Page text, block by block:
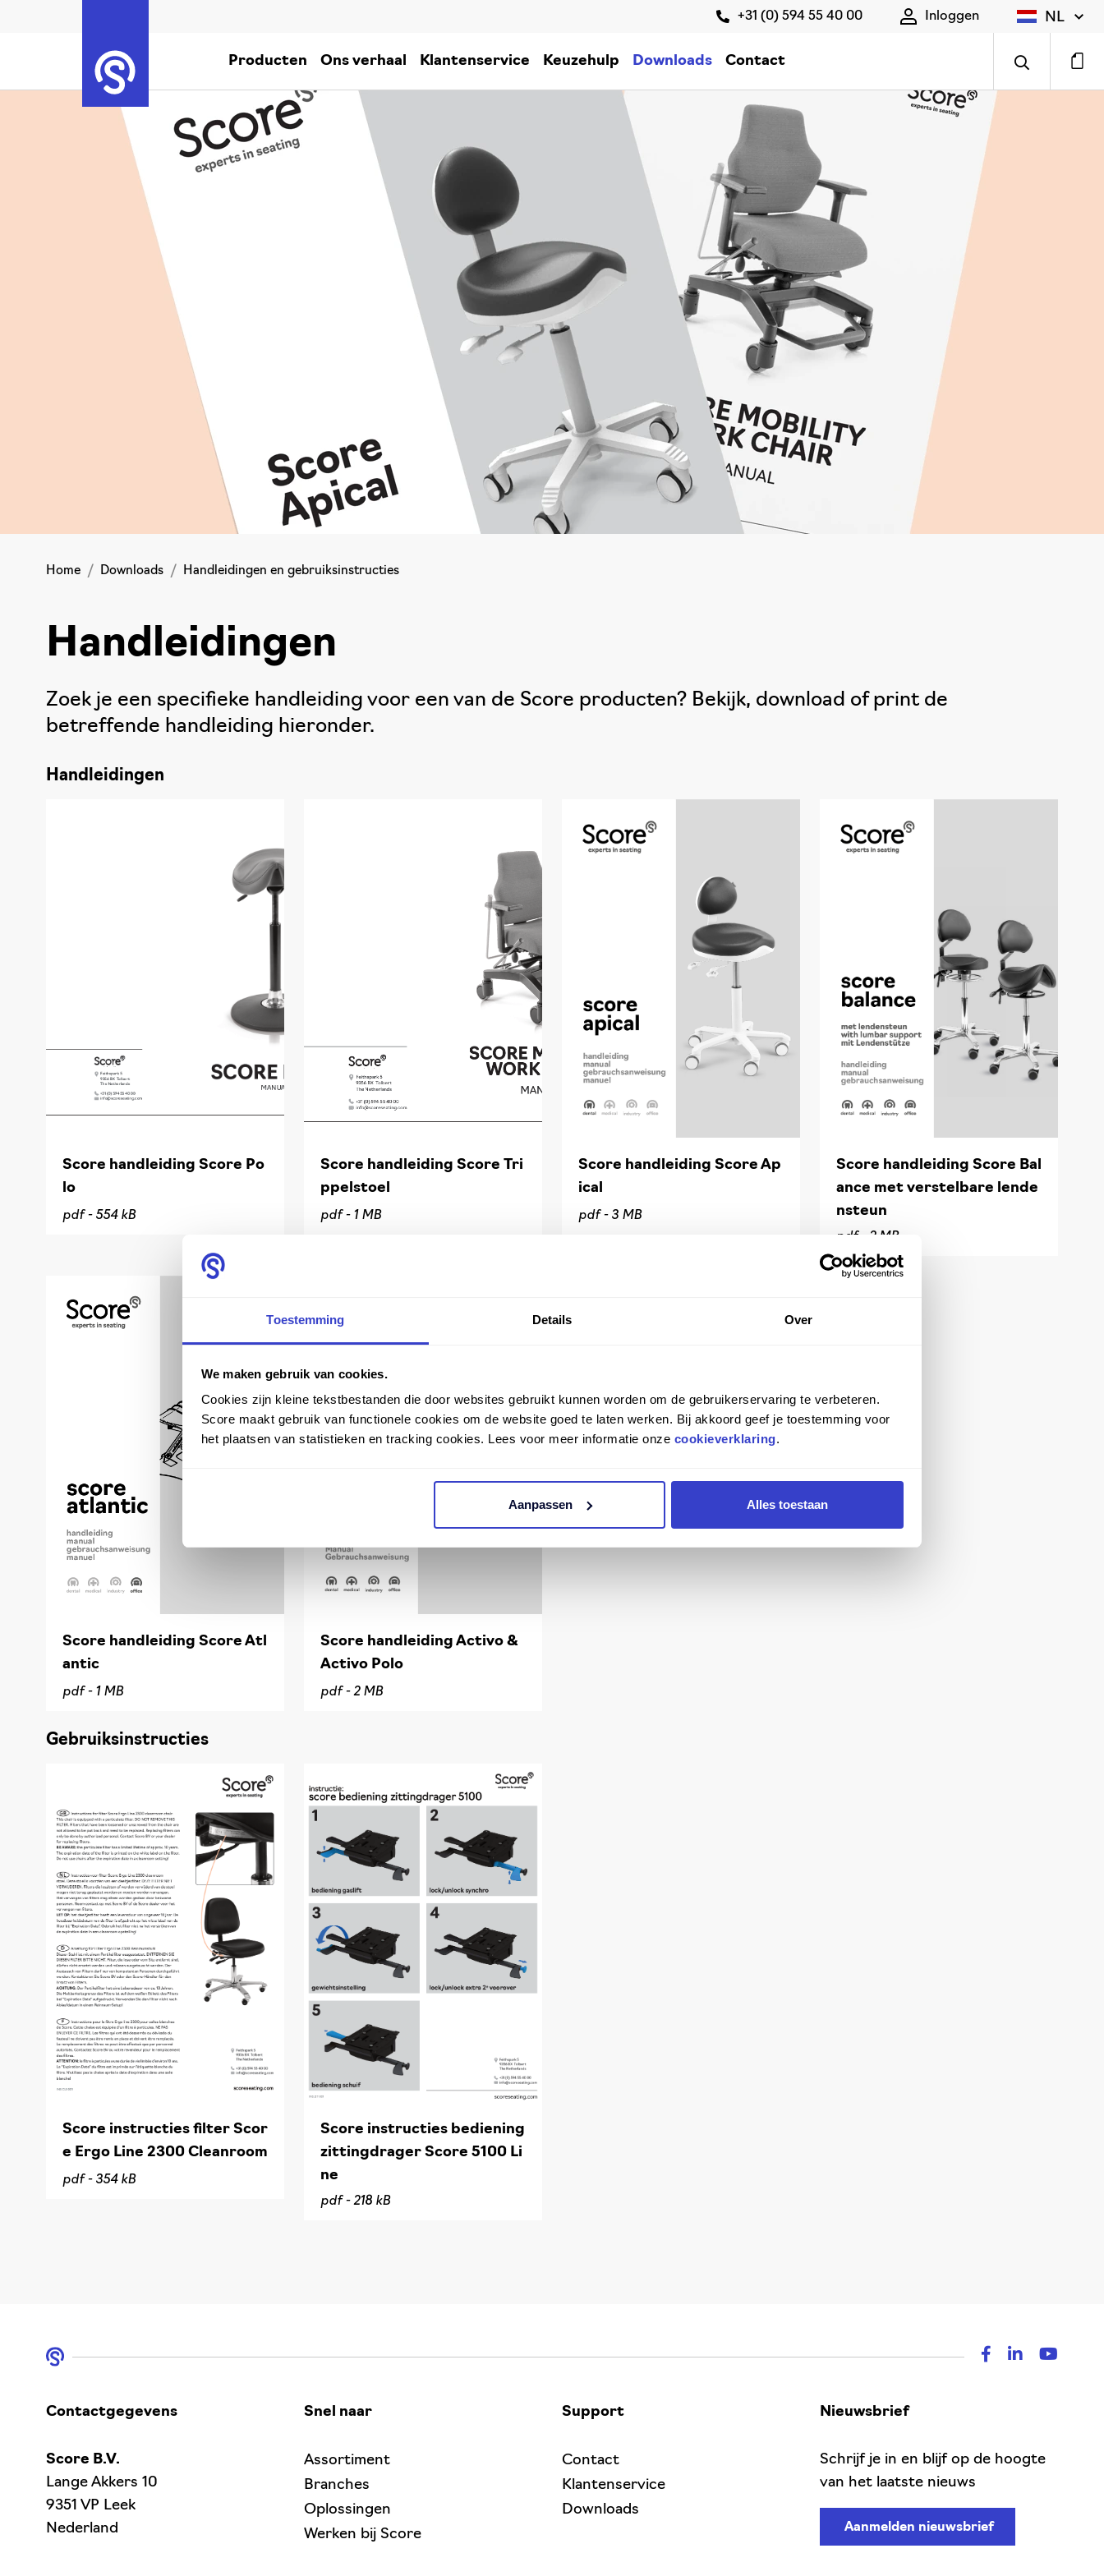
Toestemming Details Over
We maken gebruik van cookies.
Cookies zijn kleine tekstbestanden die door websites gebruikt kunnen worden om de gebruikerservaring te verbeteren.
Score maakt gebruik van functionele cookies om de website goed te laten werken. Bij akkoord geef je toestemming voor
het plaatsen van statistieken en tracking cookies. Lees voor meer informatie onze cookieverklaring.
Aanpassen Alles toestaan
+31 (0) 594 55 40 00 Inloggen NL
Producten Ons verhaal Klantenservice Keuzehulp Downloads Contact
Home Downloads Handleidingen en gebruiksinstructies
Handleidingen
Zoek je een specifieke handleiding voor een van de Score producten? Bekijk, download of print de
betreffende handleiding hieronder.
Handleidingen
Score handleiding Score Po
lo
pdf - 554 kB
Score handleiding Score Tri
ppelstoel
pdf - 1 MB
Score handleiding Score Ap
ical
pdf - 3 MB
Score handleiding Score Bal
ance met verstelbare lende
nsteun
pdf - 2 MB
Score handleiding Score Atl
antic
pdf - 1 MB
Score handleiding Activo &
Activo Polo
pdf - 2 MB
Gebruiksinstructies
Score instructies filter Scor
e Ergo Line 2300 Cleanroom
pdf - 354 kB
Score instructies bediening
zittingdrager Score 5100 Li
ne
pdf - 218 kB
Contactgegevens
Score B.V.
Lange Akkers 10
9351 VP Leek
Nederland
Snel naar
Assortiment
Branches
Oplossingen
Werken bij Score
Support
Contact
Klantenservice
Downloads
Nieuwsbrief
Schrijf je in en blijf op de hoogte
van het laatste nieuws
Aanmelden nieuwsbrief